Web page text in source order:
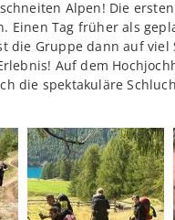
Alpen! Die
Einen Tag früher als
die Gruppe dann auf
Auf dem
die spektakuläre